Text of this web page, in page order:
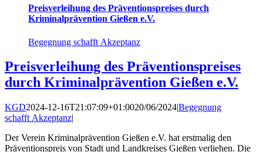
Preisverleihung des Präventionspreises durch
Kriminalprävention Gießen e.V.
Begegnung schafft Akzeptanz
Preisverleihung des Präventionspreises
durch Kriminalprävention Gießen e.V.
KGD2024-12-16T21:07:09+01:0020/06/2024|Begegnung
schafft Akzeptanz|
Der Verein Kriminalprävention Gießen e.V. hat erstmalig den
Präventionspreis von Stadt und Landkreises Gießen verliehen. Die